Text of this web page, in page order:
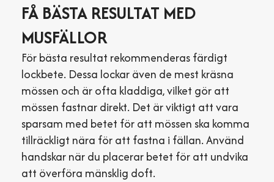
FÅ BÄSTA RESULTAT MED
MUSFÄLLOR
För bästa resultat rekommenderas färdigt
lockbete. Dessa lockar även de mest kräsna
mössen och är ofta kladdiga, vilket gör att
mössen fastnar direkt. Det är viktigt att vara
sparsam med betet för att mössen ska komma
tillräckligt nära för att fastna i fällan. Använd
handskar när du placerar betet för att undvika
att överföra mänsklig doft.